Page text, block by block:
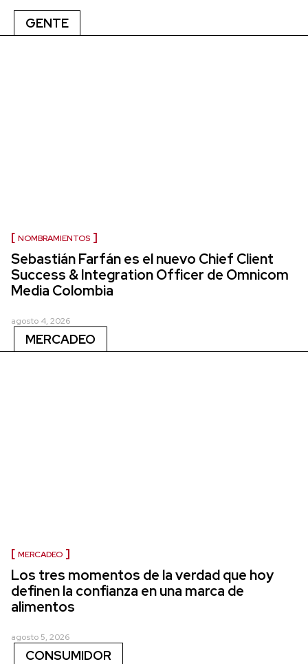
GENTE
NOMBRAMIENTOS
Sebastián Farfán es el nuevo Chief Client
Success & Integration Officer de Omnicom
Media Colombia
agosto 4, 2026
MERCADEO
MERCADEO
Los tres momentos de la verdad que hoy
definen la confianza en una marca de
alimentos
agosto 5, 2026
CONSUMIDOR